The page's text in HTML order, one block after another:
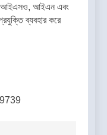
আইএসও, আইএন এবং
ব্যবহার করে